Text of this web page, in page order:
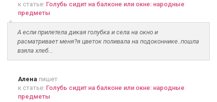
к статье: Голубь сидит на балконе или окне: народные
предметы
А если прилетела дикая голубка и села на окно и
расматривает меня?я цветок поливала на подоконнике..пошла
взяла хлеб...
Алена пишет
к статье: Голубь сидит на балконе или окне: народные
предметы